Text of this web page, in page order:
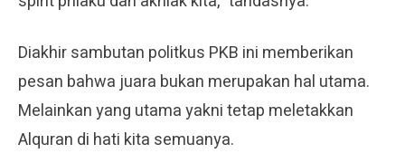
Diakhir sambutan politkus PKB ini memberikan
pesan bahwa juara bukan merupakan hal utama.
Melainkan yang utama yakni tetap meletakkan
Alquran di hati kita semuanya.